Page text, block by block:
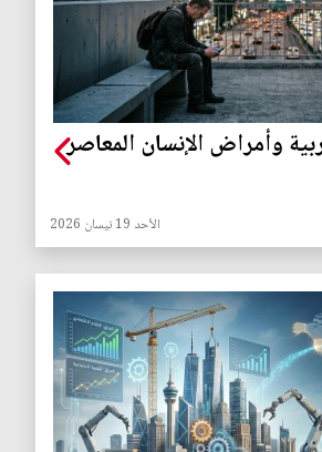
وأمراض الإنسان المعاصر
الأحد 19 نيسان 2026